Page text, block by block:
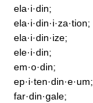
ela·i·din;
ela·i·din·i·za·tion;
ela·i·din·ize;
ele·i·din;
em·o·din;
ep·i·ten·din·e·um;
far·din·gale;